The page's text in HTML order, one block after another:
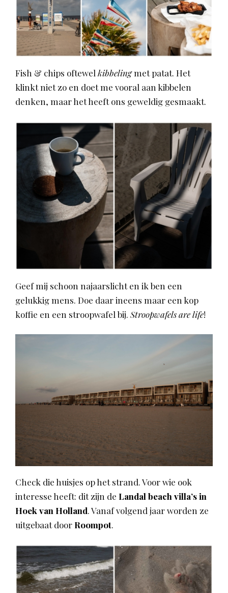
Fish & chips oftewelkibbelingmet patat. Het
klinkt niet zo en doet me vooral aan kibbelen
denken, maar het heeft ons geweldig gesmaakt.
Geef mij schoon najaarslicht en ik ben een
gelukkig mens. Doe daar ineens maar een kop
koffie en een stroopwafel bij. Stroopwafels are life!
Check die huisjes op het strand. Voor wie ook
interesse heeft: dit zijn de Landal beach villa’s in
Hoek van Holland. Vanaf volgend jaar worden ze
uitgebaat door Roompot.